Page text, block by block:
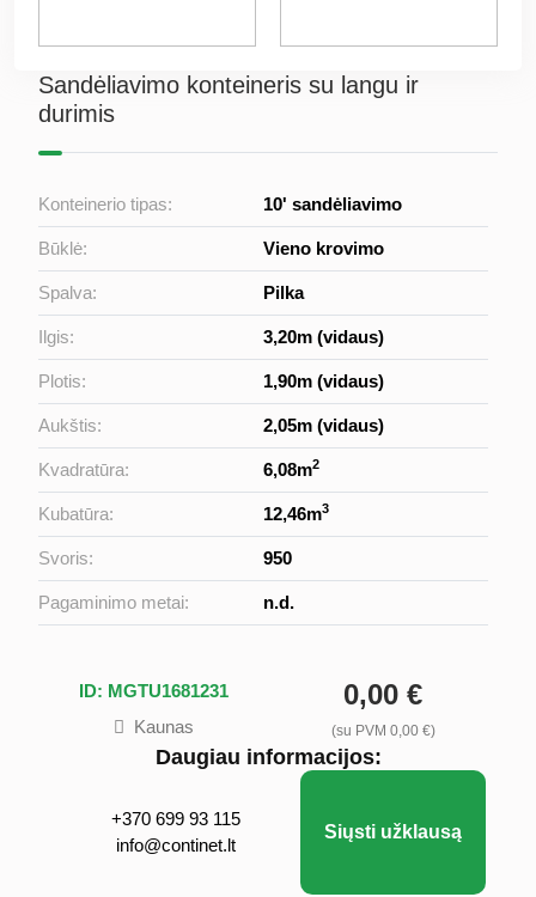
Sandėliavimo konteineris su langu ir
durimis
Konteinerio tipas: 10' sandėliavimo
Būklė: Vieno krovimo
Spalva: Pilka
Ilgis: 3,20m (vidaus)
Plotis: 1,90m (vidaus)
Aukštis: 2,05m (vidaus)
Kvadratūra: 6,08m2
Kubatūra: 12,46m3
Svoris: 950
Pagaminimo metai: n.d.
ID: MGTU1681231
Kaunas
0,00 €
(su PVM 0,00 €)
Daugiau informacijos:
+370 699 93 115
info@continet.lt
Siųsti užklausą